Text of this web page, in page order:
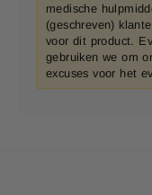
medische
(geschreven)
voor dit product.
gebruiken we om
excuses voor het